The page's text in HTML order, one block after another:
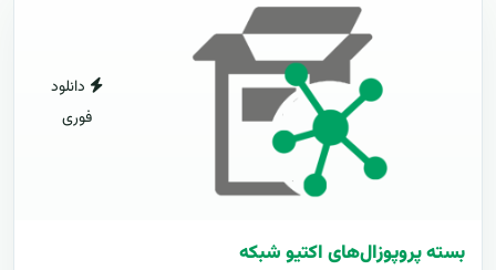
دانلود
فوری
بسته پروپوزال‌های اکتیو شبکه